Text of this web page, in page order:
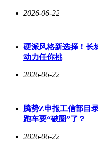
景泰蓝工艺，开发出大众
文化的重要载体。
从飘香百年的特色美食到
的文创瑰宝，山西老字号
字号的繁荣发展注入强劲
2026-06-22
硬派风格新选择！长
动力任你挑
2026-06-22
腾势Z申报工信部目
跑车要“破圈”了？
2026-06-22